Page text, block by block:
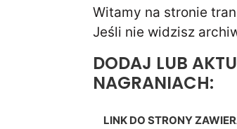
Witamy na stronie
Jeśli nie widzisz
DODAJ LUB
NAGRANIACH:
LINK DO STRONY